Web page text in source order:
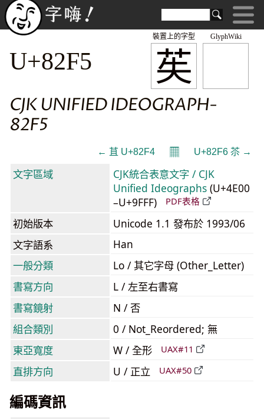
GlyphWiki
苵
裝置上的字型
U+82F5
CJK UNIFIED IDEOGRAPH-
82F5
← 苴 U+82F4 𝄜 U+82F6 苶 →
文字區域
CJK統合表意文字 / CJK
Unified Ideographs (U+4E00
–U+9FFF)
PDF表格
初始版本
Unicode 1.1 發布於 1993/06
文字語系
Han
一般分類
Lo / 其它字母 (Other_Letter)
書寫方向
L / 左至右書寫
書寫鏡射
N / 否
組合類別
0 / Not_Reordered; 無
東亞寬度
W / 全形 UAX#11
直排方向 U / 正立 UAX#50
編碼資訊